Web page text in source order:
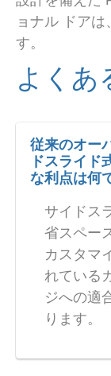
ョナル ドア
す。
よくあ
従来のオー
ドスライド
な利点は何
サイドス
省スペー
カスタマ
れている
ジへの適
ります。